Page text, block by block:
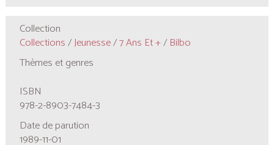
Collection
Collections/Jeunesse/7 Ans Et +/ Bilbo
Thèmes et genres
ISBN
978-2-8903-7484-3
Date de parution
1989-11-01